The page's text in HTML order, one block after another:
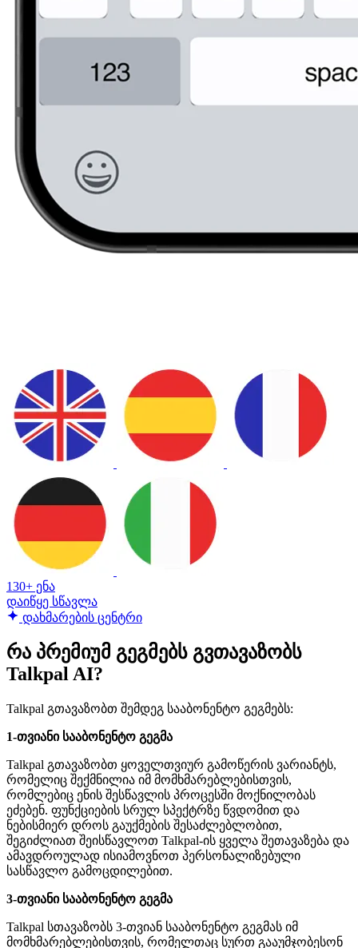
130+ ენა
დაიწყე სწავლა
დახმარების ცენტრი
რა პრემიუმ გეგმებს გვთავაზობს
Talkpal AI?
Talkpal გთავაზობთ შემდეგ სააბონენტო გეგმებს:
1-თვიანი სააბონენტო გეგმა
Talkpal გთავაზობთ ყოველთვიურ გამოწერის ვარიანტს,
რომელიც შექმნილია იმ მომხმარებლებისთვის,
რომლებიც ენის შესწავლის პროცესში მოქნილობას
ეძებენ. ფუნქციების სრულ სპექტრზე წვდომით და
ნებისმიერ დროს გაუქმების შესაძლებლობით,
შეგიძლიათ შეისწავლოთ Talkpal-ის ყველა შეთავაზება და
ამავდროულად ისიამოვნოთ პერსონალიზებული
სასწავლო გამოცდილებით.
3-თვიანი სააბონენტო გეგმა
Talkpal სთავაზობს 3-თვიან სააბონენტო გეგმას იმ
მომხმარებლებისთვის, რომელთაც სურთ გააუმჯობესონ